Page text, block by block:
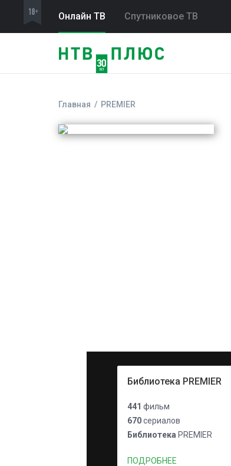
Онлайн ТВ Спутниковое ТВ
Главная PREMIER
Библиотека PREMIER
441 фильм
670сериалов
Библиотека PREMIER
ПОДРОБНЕЕ